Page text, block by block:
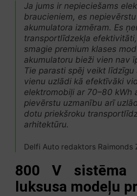
Ja jums ir nepieciešams
braucieniem, es
akumulatora izmēram. Es
transportlīdzekļa
smagie premium klases
akumulatoru bieži vien nav
Tie parasti spēj veikt līdzīgu
vienu uzlādi kā efektīvāki
elektromobiļi ar 70–80 kWh
pievērstu uzmanību arī
dotu priekšroku
arhitektūru.
Delfi Auto redaktors Raimonds
800 V sistēma
luksusa modeļu